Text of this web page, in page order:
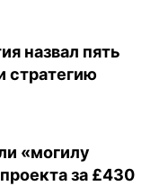
назвал пять
стратегию
«могилу
за £430